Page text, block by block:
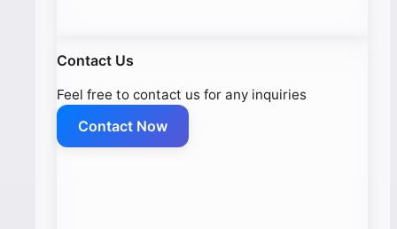
Contact Us
Feel free to contact us for any inquiries
Contact Now